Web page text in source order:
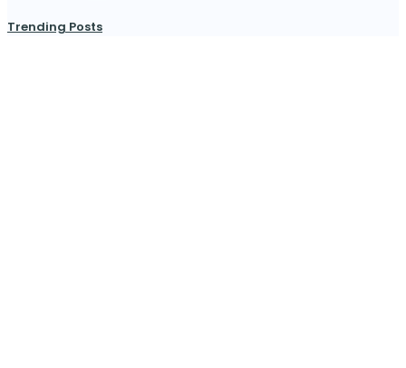
Trending Posts